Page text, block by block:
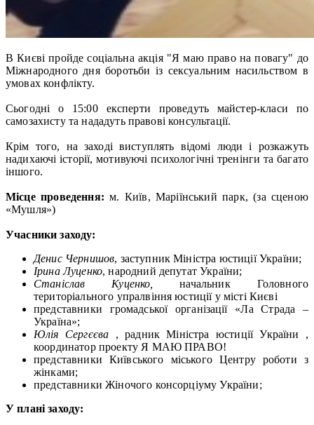
В Києві пройде соціальна акція "Я маю право на повагу" до
Міжнародного дня боротьби із сексуальним насильством в
умовах конфлікту.
Сьогодні о 15:00 експерти проведуть майстер-класи по
самозахисту та нададуть правові консультації.
Крім того, на заході виступлять відомі люди і розкажуть
надихаючі історії, мотивуючі психологічні тренінги та багато
іншого.
Місце проведення: м. Київ, Маріїнський парк, (за сценою
«Мушля»)
Учасники заходу:
Денис Чернишов, заступник Міністра юстиції України;
Ірина Луценко, народний депутат України;
Станіслав Куценко,
начальник Головного
територіального упралвіння юстиції у місті Києві
представники громадської організації «Ла Страда –
Україна»;
Юлія Сергєєва , радник Міністра юстиції України ,
координатор проекту Я МАЮ ПРАВО!
представники Київського міського Центру роботи з
жінками;
представники Жіночого консорціуму України;
У плані заходу: